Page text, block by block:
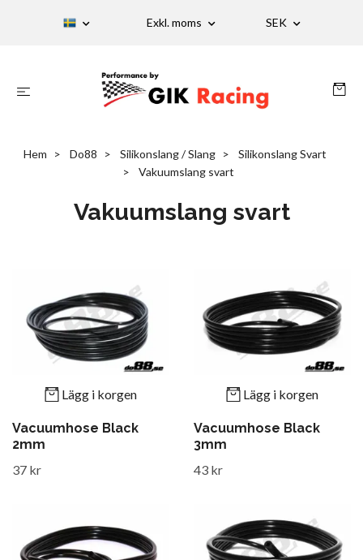
Exkl. moms SEK
Hem Do88 Silikonslang / Slang
Silikonslang Svart
Vakuumslang svart
Vakuumslang svart
Lägg i korgen
Vacuumhose Black
2mm
37 kr
Lägg i korgen
Vacuumhose Black
3mm
43 kr